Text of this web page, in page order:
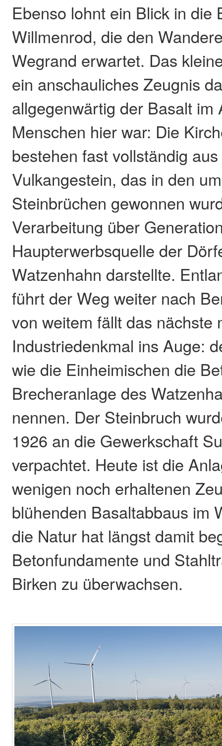
Ebenso lohnt ein Blick in die
Willmenrod, die den
Wegrand erwartet. Das
ein anschauliches Zeugnis
allgegenwärtig der Basalt im
Menschen hier war: Die
bestehen fast vollständig
Vulkangestein, das in den
Steinbrüchen gewonnen
Verarbeitung über
Haupterwerbsquelle der
Watzenhahn darstellte.
führt der Weg weiter nach
von weitem fällt das nächste
Industriedenkmal ins Auge:
wie die Einheimischen die
Brecheranlage des
nennen. Der Steinbruch
1926 an die Gewerkschaft
verpachtet. Heute ist die
wenigen noch erhaltenen
blühenden Basaltabbaus im
die Natur hat längst damit
Betonfundamente und
Birken zu überwachsen.